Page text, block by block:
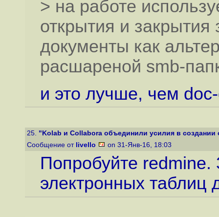
> на работе
открытия и закрытия
документы как
расшареной smb-
и это лучше, чем
25. "Kolab и Collabora объединили усилия в создании
Сообщение от livello on 31-Янв-16, 18:03
Попробуйте redmine.
электронных таблиц